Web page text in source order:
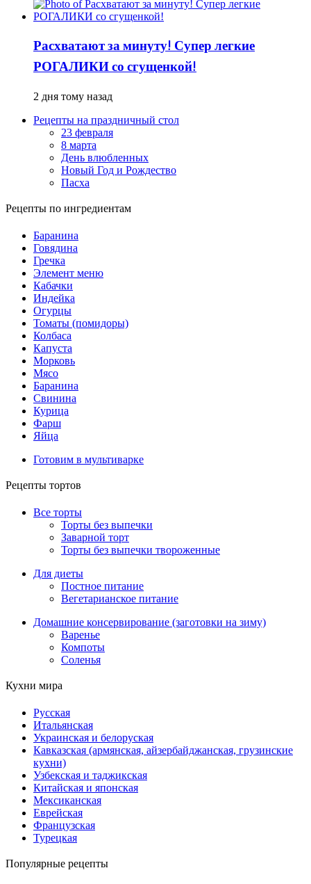
Расхватают за минуту! Супер легкие
РОГАЛИКИ со сгущенкой!
2 дня тому назад
Рецепты на праздничный стол
23 февраля
8 марта
День влюбленных
Новый Год и Рождество
Пасха
Рецепты по ингредиентам
Баранина
Говядина
Гречка
Элемент меню
Кабачки
Индейка
Огурцы
Томаты (помидоры)
Колбаса
Капуста
Морковь
Мясо
Баранина
Свинина
Курица
Фарш
Яйца
Готовим в мультиварке
Рецепты тортов
Все торты
Торты без выпечки
Заварной торт
Торты без выпечки твороженные
Для диеты
Постное питание
Вегетарианское питание
Домашние консервирование (заготовки на зиму)
Варенье
Компоты
Соленья
Кухни мира
Русская
Итальянская
Украинская и белоруская
Кавказская (армянская, айзербайджанская, грузинские
кухни)
Узбекская и таджикская
Китайская и японская
Мексиканская
Еврейская
Французская
Турецкая
Популярные рецепты